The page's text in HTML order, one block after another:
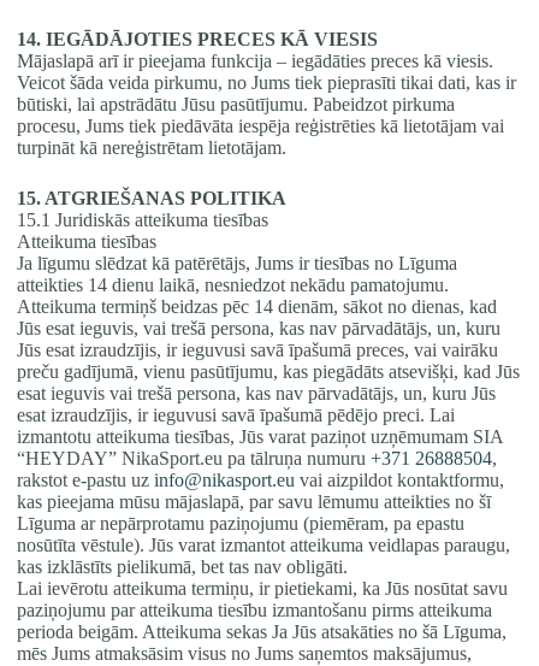
14. IEGĀDĀJOTIES PRECES KĀ VIESIS
Mājaslapā arī ir pieejama funkcija – iegādāties preces kā viesis.
Veicot šāda veida pirkumu, no Jums tiek pieprasīti tikai dati, kas ir
būtiski, lai apstrādātu Jūsu pasūtījumu. Pabeidzot pirkuma
procesu, Jums tiek piedāvāta iespēja reģistrēties kā lietotājam vai
turpināt kā nereģistrētam lietotājam.
15. ATGRIEŠANAS POLITIKA
15.1 Juridiskās atteikuma tiesības
Atteikuma tiesības
Ja līgumu slēdzat kā patērētājs, Jums ir tiesības no Līguma
atteikties 14 dienu laikā, nesniedzot nekādu pamatojumu.
Atteikuma termiņš beidzas pēc 14 dienām, sākot no dienas, kad
Jūs esat ieguvis, vai trešā persona, kas nav pārvadātājs, un, kuru
Jūs esat izraudzījis, ir ieguvusi savā īpašumā preces, vai vairāku
preču gadījumā, vienu pasūtījumu, kas piegādāts atsevišķi, kad Jūs
esat ieguvis vai trešā persona, kas nav pārvadātājs, un, kuru Jūs
esat izraudzījis, ir ieguvusi savā īpašumā pēdējo preci. Lai
izmantotu atteikuma tiesības, Jūs varat paziņot uzņēmumam SIA
“HEYDAY” NikaSport.eu pa tālruņa numuru +371 26888504,
rakstot e-pastu uz info@nikasport.eu vai aizpildot kontaktformu,
kas pieejama mūsu mājaslapā, par savu lēmumu atteikties no šī
Līguma ar nepārprotamu paziņojumu (piemēram, pa epastu
nosūtīta vēstule). Jūs varat izmantot atteikuma veidlapas paraugu,
kas izklāstīts pielikumā, bet tas nav obligāti.
Lai ievērotu atteikuma termiņu, ir pietiekami, ka Jūs nosūtat savu
paziņojumu par atteikuma tiesību izmantošanu pirms atteikuma
perioda beigām. Atteikuma sekas Ja Jūs atsakāties no šā Līguma,
mēs Jums atmaksāsim visus no Jums saņemtos maksājumus,